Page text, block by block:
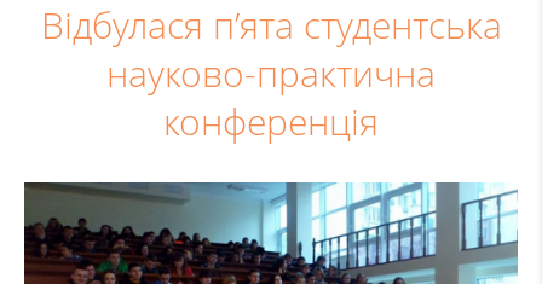
Відбулася п’ята студентська
науково-практична
конференція